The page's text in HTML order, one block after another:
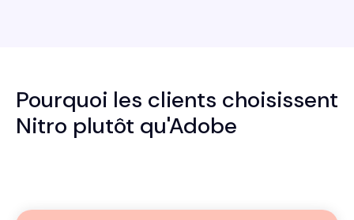
Pourquoi les clients choisissent
Nitro plutôt qu'Adobe